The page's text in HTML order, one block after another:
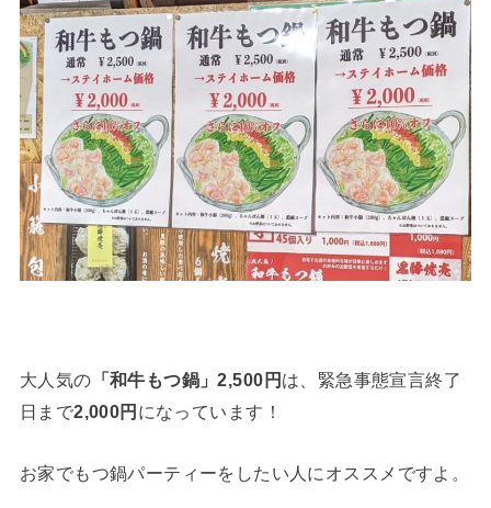
大人気の 「和牛もつ鍋」2,500円 は、緊急事態宣言終了
日まで2,000円 になっています！
お家でもつ鍋パーティーをしたい人にオススメですよ。